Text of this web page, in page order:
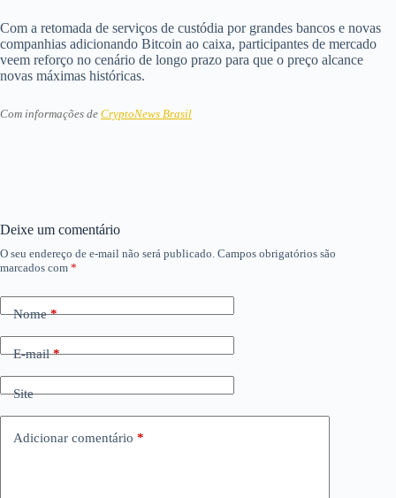
Com a retomada de serviços de custódia por grandes bancos e novas
companhias adicionando Bitcoin ao caixa, participantes de mercado
veem reforço no cenário de longo prazo para que o preço alcance
novas máximas históricas.
Com informações de CryptoNews Brasil
Deixe um comentário
O seu endereço de e-mail não será publicado. Campos obrigatórios são
marcados com *
Nome*
E-mail*
Site
Adicionar comentário *